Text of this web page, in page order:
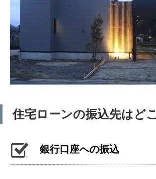
住宅ローンの振込先はど
銀行口座への振込